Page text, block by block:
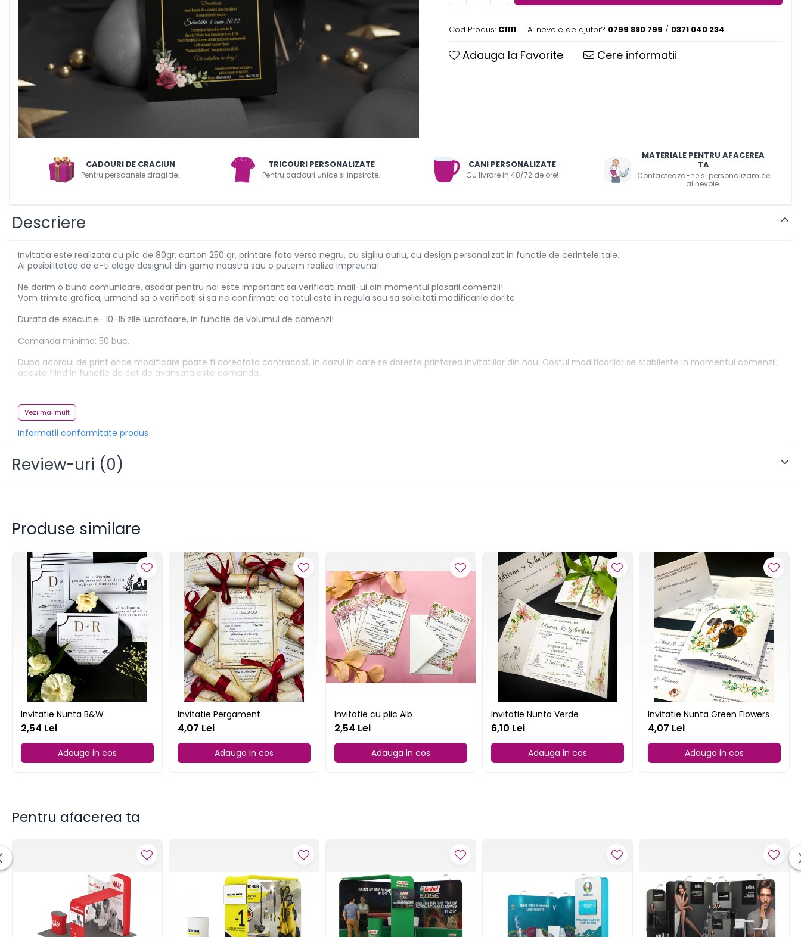
Totem-uri
Click
Accesorii
Arcade
Deskuri textile
Suspendate
Totem-uri
Lightbox
Arcade
Deskuri
Mobilier portabil
Accesorii
Scaune
Outdoor
Accesorii
Infoboard
Standuri Mari
Promotii
Colecția de Crăciun
Calendare personalizate
Cani personalizate
Perne personalizate
Tricouri personalizate
Decor și Cămin
Stickere de perete
Tablouri cu Licheni stabilizati si
Muschi
Evenimente Speciale
Invitatii Botez
Invitatii Nunti
Cod Produs: C1111 Ai nevoie de ajutor? 0799 880 799 / 0371 040 234
Adauga la Favorite Cere informatii
CADOURI DE CRACIUN
Pentru persoanele dragi tie.
TRICOURI PERSONALIZATE
Pentru cadouri unice si inpsirate.
CANI PERSONALIZATE
Cu livrare in 48/72 de ore!
MATERIALE PENTRU AFACEREA
TA
Contacteaza-ne si personalizam ce
ai nevoie.
Descriere
Invitatia este realizata cu plic de 80gr, carton 250 gr, printare fata verso negru, cu sigiliu auriu, cu design personalizat in functie de cerintele tale.
Ai posibilitatea de a-ti alege designul din gama noastra sau o putem realiza impreuna!
Ne dorim o buna comunicare, asadar pentru noi este important sa verificati mail-ul din momentul plasarii comenzii!
Vom trimite grafica, urmand sa o verificati si sa ne confirmati ca totul este in regula sau sa solicitati modificarile dorite.
Durata de executie- 10-15 zile lucratoare, in functie de volumul de comenzi!
Comanda minima: 50 buc.
Dupa acordul de print orice modificare poate fi corectata contracost, in cazul in care se doreste printarea invitatiilor din nou. Costul modificarilor se stabileste in momentul comenzii,
acesta fiind in functie de cat de avansata este comanda.
Daca ai anumite intrebari nu ezita sa ne lasi un mesaj!
Contact: Whatsapp - 0799 880 799
Vezi mai mult
Informatii conformitate produs
Review-uri (0)
Produse similare
Invitatie Nunta B&W
2,54 Lei
Adauga in cos
Invitatie Pergament
4,07 Lei
Adauga in cos
Invitatie cu plic Alb
2,54 Lei
Adauga in cos
Invitatie Nunta Verde
6,10 Lei
Adauga in cos
Invitatie Nunta Green Flowers
4,07 Lei
Adauga in cos
Pentru afacerea ta